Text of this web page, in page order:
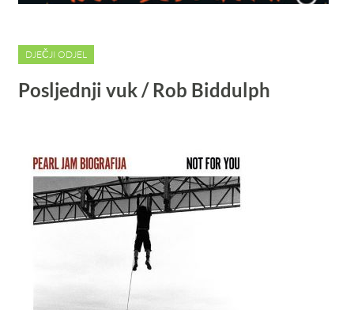
DJEČJI ODJEL
Posljednji vuk / Rob Biddulph